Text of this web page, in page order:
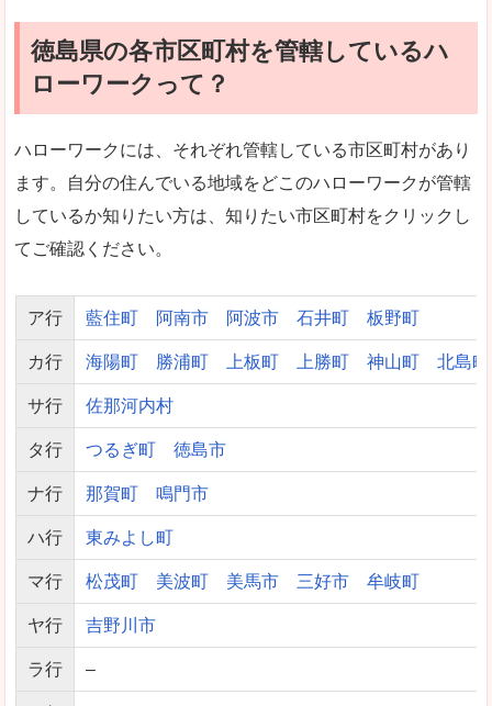
徳島県の各市区町村を管轄しているハ
ローワークって？
ハローワークには、それぞれ管轄している市区町村があり
ます。自分の住んでいる地域をどこのハローワークが管轄
しているか知りたい方は、知りたい市区町村をクリックし
てご確認ください。
ア行 藍住町 阿南市 阿波市 石井町 板野町
カ行 海陽町 勝浦町 上板町 上勝町 神山町 北島町
サ行 佐那河内村
タ行 つるぎ町 徳島市
ナ行 那賀町 鳴門市
ハ行 東みよし町
マ行 松茂町 美波町 美馬市 三好市 牟岐町
ヤ行 吉野川市
ラ行 –